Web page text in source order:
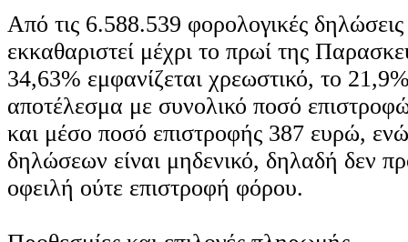
Από τις 6.588.539 φορολογικές
εκκαθαριστεί μέχρι το πρωί της
34,63% εμφανίζεται χρεωστικό, το
αποτέλεσμα με συνολικό ποσό
και μέσο ποσό επιστροφής 387 ευρώ,
δηλώσεων είναι μηδενικό, δηλαδή δεν
οφειλή ούτε επιστροφή φόρου.